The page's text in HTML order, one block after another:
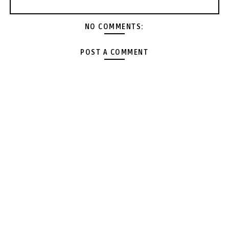
NO COMMENTS:
POST A COMMENT